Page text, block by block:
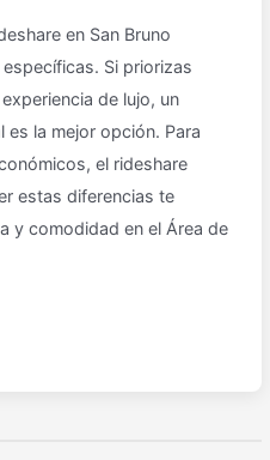
en San Bruno
Si priorizas
de lujo, un
la mejor opción. Para
el rideshare
estas diferencias te
y comodidad en el Área de